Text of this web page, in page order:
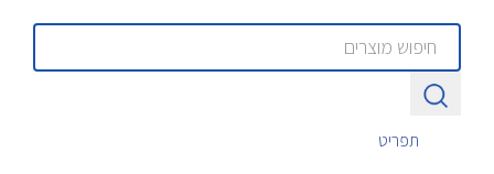
תפריט